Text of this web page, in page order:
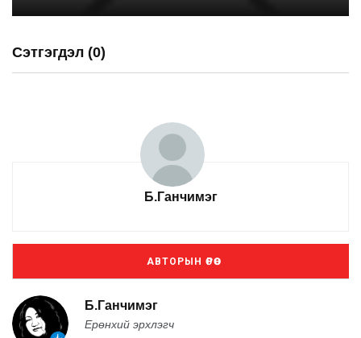
Сэтгэгдэл (0)
Б.Ганчимэг
АВТОРЫН ӨРӨӨ
Б.Ганчимэг
Ерөнхий эрхлэгч